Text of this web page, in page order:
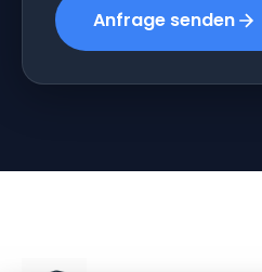
Anfrage senden